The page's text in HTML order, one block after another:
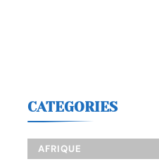
CATEGORIES
AFRIQUE